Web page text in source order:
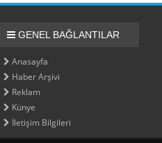
GENEL BAĞLANTILAR
Anasayfa
Haber Arşivi
Reklam
Künye
İletişim Bilgileri